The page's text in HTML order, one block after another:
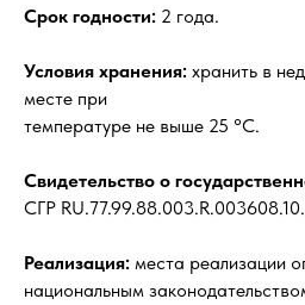
Срок годности: 2 года.
Условия хранения: хранить в
месте при
температуре не выше 25 °С.
Свидетельство о
СГР
Реализация: места реализации
национальным